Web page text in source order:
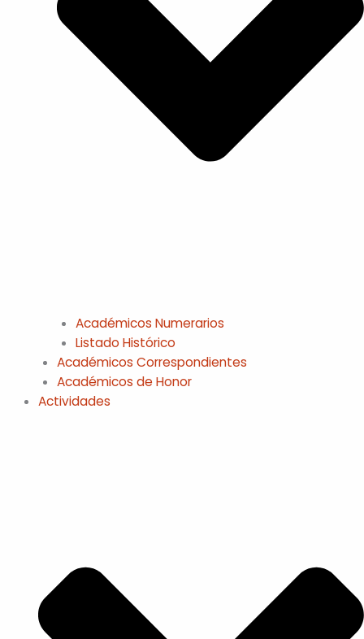
Académicos Numerarios
Listado Histórico
Académicos Correspondientes
Académicos de Honor
Actividades